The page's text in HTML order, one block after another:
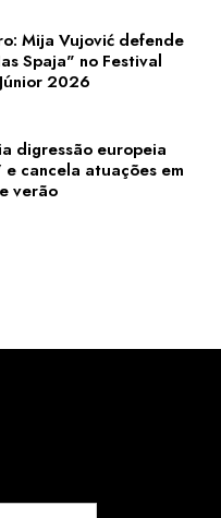
Mija Vujović defende
Spaja" no Festival
2026
digressão europeia
cancela atuações em
verão